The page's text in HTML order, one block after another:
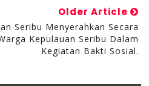
Older Article
Seribu Menyerahkan Secara
Kepulauan Seribu Dalam
Kegiatan Bakti Sosial.